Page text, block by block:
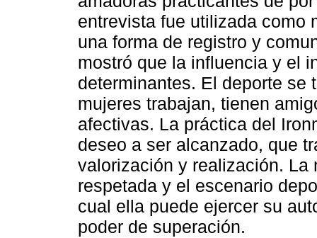
entrevista fue utilizada como
una forma de registro y
mostró que la influencia y el
determinantes. El deporte se
mujeres trabajan, tienen
afectivas. La práctica del
deseo a ser alcanzado, que
valorización y realización. La
respetada y el escenario
cual ella puede ejercer su
poder de superación.